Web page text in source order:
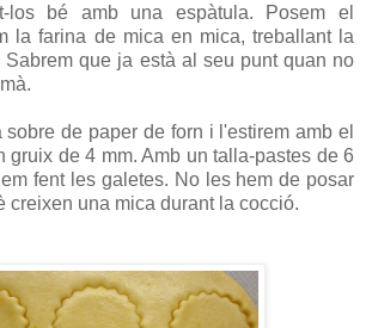
los bé amb una espàtula. Posem el
la farina de mica en mica, treballant la
Sabrem que ja està al seu punt quan no
sobre de paper de forn i l'estirem amb el
gruix de 4 mm. Amb un talla-pastes de 6
fent les galetes. No les hem de posar
creixen una mica durant la cocció.